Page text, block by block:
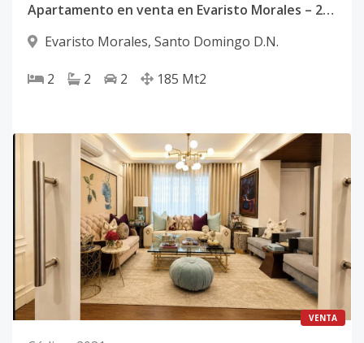
Apartamento en venta en Evaristo Morales – 2 habs + family, torre familiar
Evaristo Morales, Santo Domingo D.N.
2 2 2 185 Mt2
VENTA